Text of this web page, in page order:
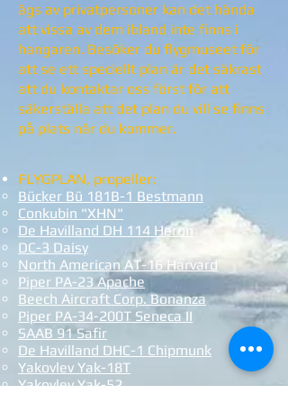
ägs av privatpersoner kan det hända
att vissa av dem ibland inte finns i
hangaren. Besöker du flygmuseet för
att se ett speciellt plan är det säkrast
att du kontaktar oss först för att
säkerställa att det plan du vill se finns
på plats när du kommer.
FLYGPLAN, propeller:
Bücker Bü 181B-1 Bestmann
Conkubin "XHN"
De Havilland DH 114 Heron
DC-3 Daisy
North American AT-16 Harvard
Piper PA-23 Apache
Beech Aircraft Corp. Bonanza
Piper PA-34-200T Seneca II
SAAB 91 Safir
De Havilland DHC-1 Chipmunk
Yakovlev Yak-18T
Yakovlev Yak-52